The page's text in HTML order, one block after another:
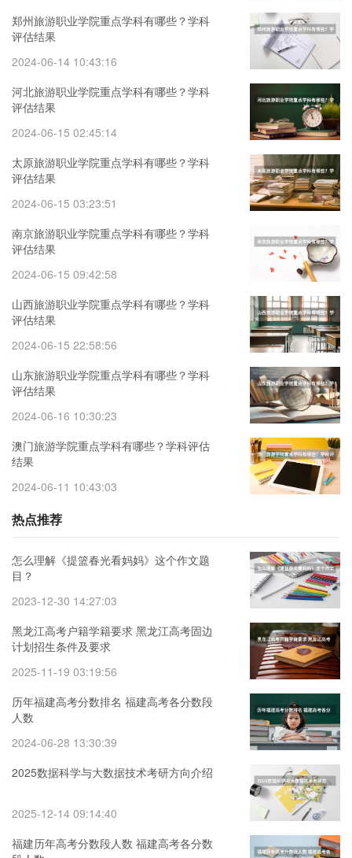
郑州旅游职业学院重点学科有哪些？学科
评估结果
2024-06-14 10:43:16
河北旅游职业学院重点学科有哪些？学科
评估结果
2024-06-15 02:45:14
太原旅游职业学院重点学科有哪些？学科
评估结果
2024-06-15 03:23:51
南京旅游职业学院重点学科有哪些？学科
评估结果
2024-06-15 09:42:58
山西旅游职业学院重点学科有哪些？学科
评估结果
2024-06-15 22:58:56
山东旅游职业学院重点学科有哪些？学科
评估结果
2024-06-16 10:30:23
澳门旅游学院重点学科有哪些？学科评估
结果
2024-06-11 10:43:03
热点推荐
怎么理解《提篮春光看妈妈》这个作文题
目？
2023-12-30 14:27:03
黑龙江高考户籍学籍要求 黑龙江高考固边
计划招生条件及要求
2025-11-19 03:19:56
历年福建高考分数排名 福建高考各分数段
人数
2024-06-28 13:30:39
2025数据科学与大数据技术考研方向介绍
2025-12-14 09:14:40
福建历年高考分数段人数 福建高考各分数